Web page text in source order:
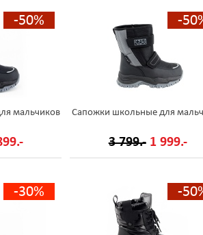
-50%
мальчиков
-
Сапожки школьные для
3 799.- 1 999.-
-30% -